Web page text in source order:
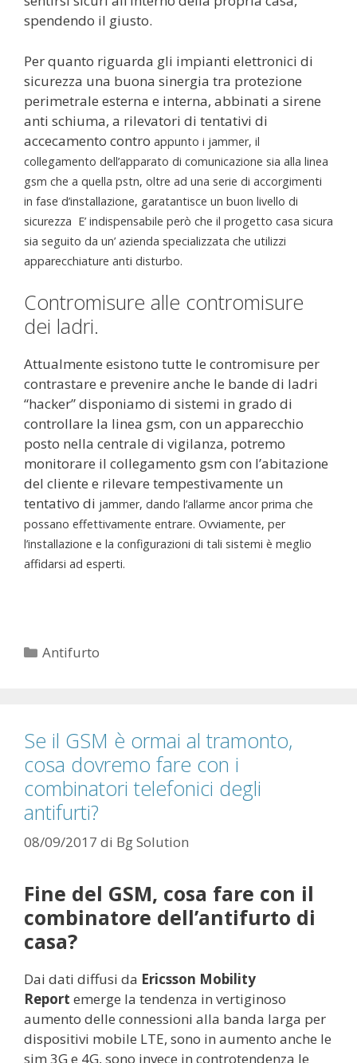
spendendo il giusto.
Per quanto riguarda gli impianti elettronici di
sicurezza una buona sinergia tra protezione
perimetrale esterna e interna, abbinati a sirene
anti schiuma, a rilevatori di tentativi di
accecamento contro appunto i jammer, il
collegamento dell’apparato di comunicazione sia alla linea
gsm che a quella pstn, oltre ad una serie di accorgimenti
in fase d’installazione, garatantisce un buon livello di
sicurezza E’ indispensabile però che il progetto casa sicura
sia seguito da un’ azienda specializzata che utilizzi
apparecchiature anti disturbo.
Contromisure alle contromisure
dei ladri.
Attualmente esistono tutte le contromisure per
contrastare e prevenire anche le bande di ladri
“hacker” disponiamo di sistemi in grado di
controllare la linea gsm, con un apparecchio
posto nella centrale di vigilanza, potremo
monitorare il collegamento gsm con l’abitazione
del cliente e rilevare tempestivamente un
tentativo di jammer, dando l’allarme ancor prima che
possano effettivamente entrare. Ovviamente, per
l’installazione e la configurazioni di tali sistemi è meglio
affidarsi ad esperti.
Categorie
Antifurto
Se il GSM è ormai al tramonto,
cosa dovremo fare con i
combinatori telefonici degli
antifurti?
08/09/2017 di Bg Solution
Fine del GSM, cosa fare con il
combinatore dell’antifurto di
casa?
Dai dati diffusi da Ericsson Mobility
Report emerge la tendenza in vertiginoso
aumento delle connessioni alla banda larga per
dispositivi mobile LTE, sono in aumento anche le
sim 3G e 4G, sono invece in controtendenza le